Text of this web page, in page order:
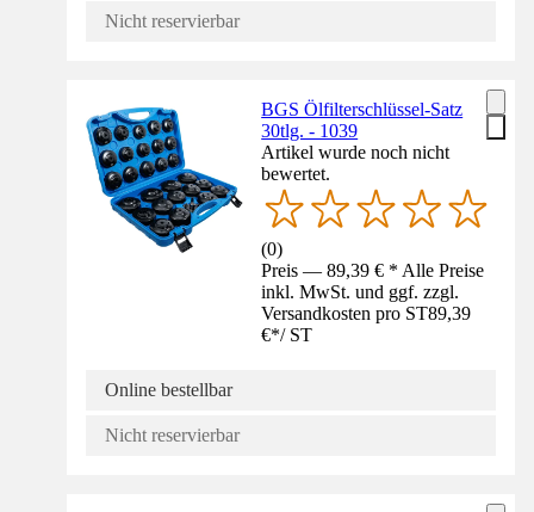
Nicht reservierbar
BGS Ölfilterschlüssel-Satz
30tlg. - 1039
Artikel wurde noch nicht
bewertet.
(0)
Preis — 89,39 € * Alle Preise
inkl. MwSt. und ggf. zzgl.
Versandkosten pro ST89,39
€*/ ST
Online bestellbar
Nicht reservierbar